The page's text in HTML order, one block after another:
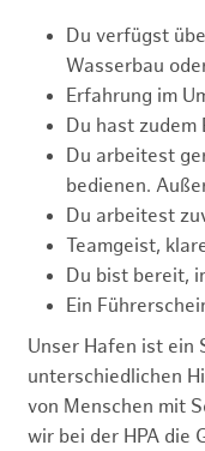
Du verfügst
Wasserbau
Erfahrung im
Du hast
Du arbeitest
bedienen.
Du arbeitest
Teamgeist,
Du bist bereit,
Ein
Unser Hafen ist ein
unterschiedlichen
von Menschen mit
wir bei der HPA die